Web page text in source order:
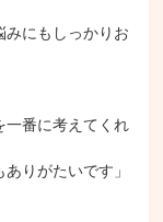
みにもしっかりお
一番に考えてくれ
りがたいです」